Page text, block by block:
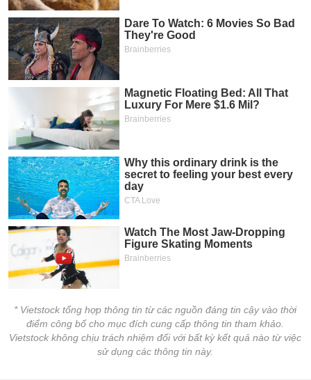
* Vietstock tổng hợp thông tin từ các nguồn đáng tin cậy vào thời
điểm công bố cho mục đích cung cấp thông tin tham khảo.
Vietstock không chịu trách nhiệm đối với bất kỳ kết quả nào từ việc
sử dụng các thông tin này.